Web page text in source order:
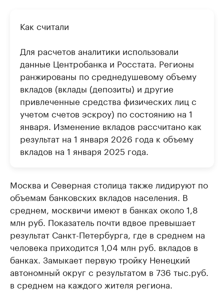
Как считали
Для расчетов аналитики использовали
данные Центробанка и Росстата. Регионы
ранжированы по среднедушевому объему
вкладов (вклады (депозиты) и другие
привлеченные средства физических лиц c
учетом счетов эскроу) по состоянию на 1
января. Изменение вкладов рассчитано как
результат на 1 января 2026 года к объему
вкладов на 1 января 2025 года.
Москва и Северная столица также лидируют по
объемам банковских вкладов населения. В
среднем, москвичи имеют в банках около 1,8
млн руб. Показатель почти вдвое превышает
результат Санкт-Петербурга, где в среднем на
человека приходится 1,04 млн руб. вкладов в
банках. Замыкает первую тройку Ненецкий
автономный округ с результатом в 736 тыс.руб.
в среднем на каждого жителя региона.